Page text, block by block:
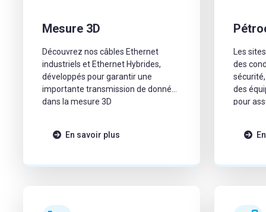
Mesure 3D
Découvrez nos câbles Ethernet
industriels et Ethernet Hybrides,
développés pour garantir une
importante transmission de données
dans la mesure 3D
En savoir plus
Les
des
des
pour